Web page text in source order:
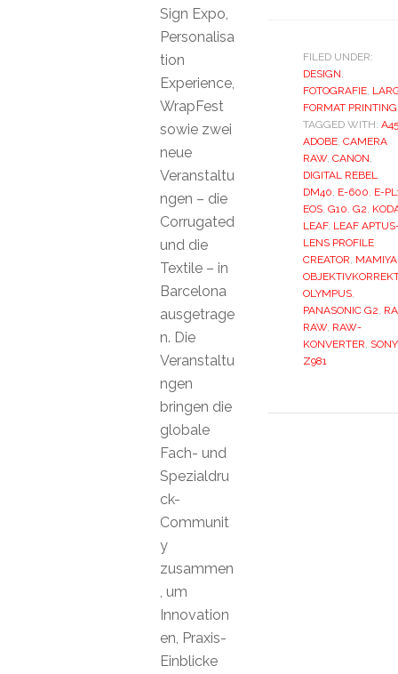
FILED UNDER:
DESIGN,
FOTOGRAFIE,
FORMAT PRINTING
TAGGED WITH:
ADOBE, CAMERA
RAW, CANON,
DIGITAL REBEL,
DM40, E-600, E-
EOS, G10, G2,
LEAF, LEAF
LENS PROFILE
CREATOR, MAMIYA
OLYMPUS,
PANASONIC G2, RA
RAW, RAW-
KONVERTER, SONY
Z981
Sign Expo,
Personalisa
tion
Experience,
WrapFest
sowie zwei
neue
Veranstaltu
ngen – die
Corrugated
und die
Textile – in
Barcelona
ausgetrage
n. Die
Veranstaltu
ngen
bringen die
globale
Fach- und
Spezialdru
ck-
Communit
y
zusammen
, um
Innovation
en, Praxis-
Einblicke